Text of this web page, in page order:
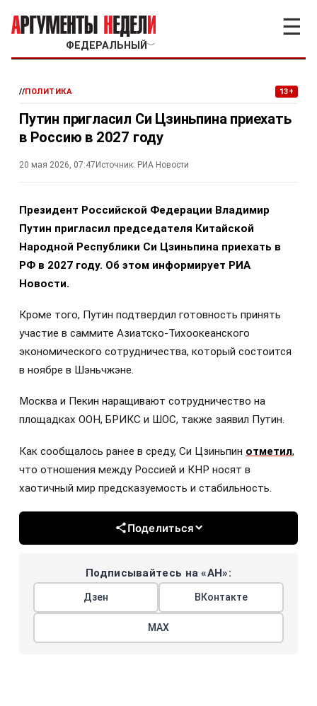
ФЕДЕРАЛЬНЫЙ ﹀
☰
//ПОЛИТИКА 13+
Путин пригласил Си Цзиньпина приехать
в Россию в 2027 году
20 мая 2026, 07:47 Источник: РИА Новости
Президент Российской Федерации Владимир
Путин пригласил председателя Китайской
Народной Республики Си Цзиньпина приехать в
РФ в 2027 году. Об этом информирует РИА
Новости.
Кроме того, Путин подтвердил готовность принять
участие в саммите Азиатско-Тихоокеанского
экономического сотрудничества, который состоится
в ноябре в Шэньчжэне.
Москва и Пекин наращивают сотрудничество на
площадках ООН, БРИКС и ШОС, также заявил Путин.
Как сообщалось ранее в среду, Си Цзиньпин отметил,
что отношения между Россией и КНР носят в
хаотичный мир предсказуемость и стабильность.
Поделиться
Подписывайтесь на «АН»:
Дзен ВКонтакте
МАХ